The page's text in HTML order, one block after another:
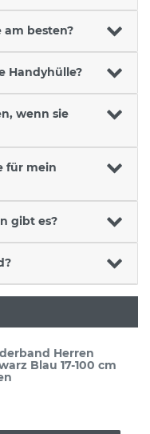
besten?
Handyhülle?
wenn sie
für mein
gibt es?
Herren
Blau 17-100 cm